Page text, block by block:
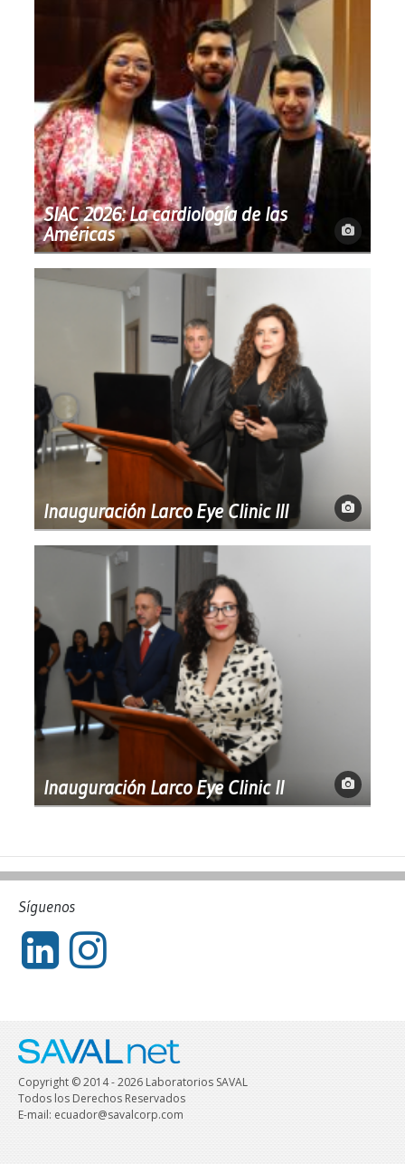
SIAC 2026: La cardiología de las
Américas
Inauguración Larco Eye Clinic III
Inauguración Larco Eye Clinic II
Síguenos
Copyright © 2014 - 2026 Laboratorios SAVAL
Todos los Derechos Reservados
E-mail: ecuador@savalcorp.com